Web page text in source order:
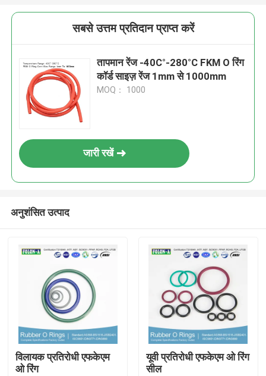
सबसे उत्तम प्रतिदान प्राप्त करें
तापमान रेंज -40C°-280°C FKM O रिंग
कॉर्ड साइज़ रेंज 1mm से 1000mm
MOQ： 1000
जारी रखें
अनुशंसित उत्पाद
विलायक प्रतिरोधी एफकेएम
ओ रिंग
यूवी प्रतिरोधी एफकेएम ओ रिंग
सील